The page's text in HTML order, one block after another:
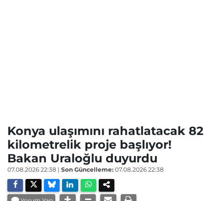
Konya ulaşımını rahatlatacak 82
kilometrelik proje başlıyor!
Bakan Uraloğlu duyurdu
07.08.2026 22:38 | Son Güncelleme: 07.08.2026 22:38